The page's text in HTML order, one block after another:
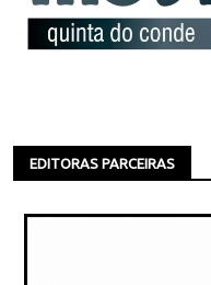
EDITORAS PARCEIRAS